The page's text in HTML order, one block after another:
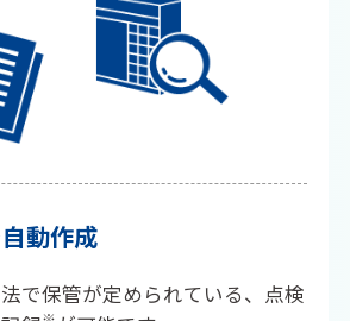
自動作成
で保管が定められている、点検